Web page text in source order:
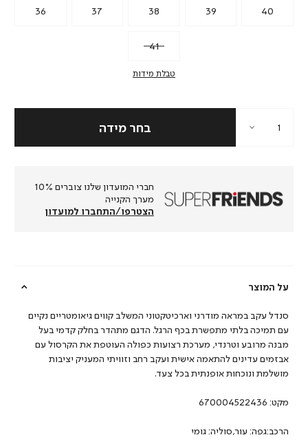
36 37 38 39 40
41
טבלת מידות
חברי המועדון שלנו צוברים 10%
מערך הקנייה
הצטרפו/התחברו למועדון
על המוצר
סנדל עקב במראה מודרני וארכיטקטוני המשלב קווים גיאומטריים נקיים
עם תמיכה בלתי מתפשרת בכף הרגל. הדגם מתהדר בחלק קדמי בעל
מבנה מרובע וטרנדי, מערכת רצועות כפולה העוטפת את הקרסול עם
אבזמים עדינים להתאמה אישית ועקב רחב וזוויתי המעניק יציבות
מושלמת ונוכחות אופנתית בכל צעד.
מקט: 670004522436
הרכב:גפה: עור,סוליה: גומי